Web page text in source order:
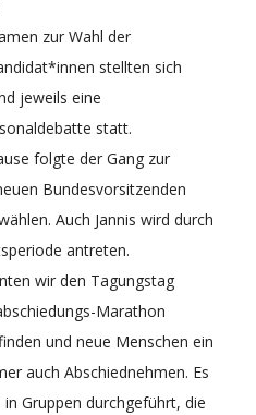
zur Wahl der
stellten sich
jeweils eine
statt.
folgte der Gang zur
Bundesvorsitzenden
Auch Jannis wird durch
antreten.
wir den Tagungstag
Marathon
und neue Menschen ein
auch Abschiednehmen. Es
Gruppen durchgeführt, die